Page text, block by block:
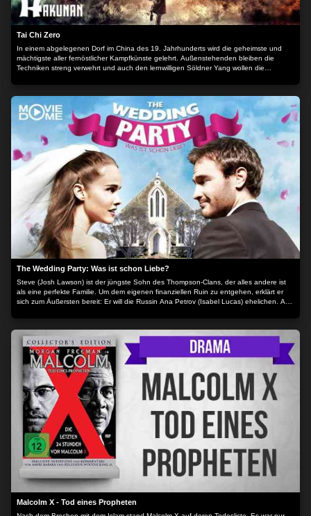
Tai Chi Zero
In einem abgelegenen Dorf im China des 19. Jahrhunderts wird die geheimste und
mächtigste aller fernöstlicher Kampfkünste gelehrt. Außenstehenden bleiben die
Techniken streng verwehrt und auch den lernwilligen Söldner Yang wollen die
Hoffnung im Kampf gegen die Machenschaften schurkischer Industrieller erweist, die
das Dorf mit monströsen Maschinen dem Erdboden gleichmachen wollen. Der Inhalt
wird bereitgestellt von: PLAION PICTURES GmbH, Lochhamer Str. 9, 82152
Planegg/München
The Wedding Party: Was ist schon Liebe?
Steve (Josh Lawson) ist der jüngste Sohn des Thompson-Clans, der alles andere ist
als eine perfekte Familie. Um dem eigenen finanziellen Ruin zu entgehen, erklärt er
sich zum Äußersten bereit: Er will die Russin Ana Petrov (Isabel Lucas) ehelichen. Ana
dafür eine respektable Summe Bargeld an. Der Deal wird geschlossen, doch Steves
Plan, klamm heimlich zu heiraten und danach zu seinem alten Leben zurückzukehren,
wird durchkreuzt, als eine Freundin der Familie Wind von der Sache bekommt. Und als
die Familie eine große Hochzeitsfeier für Steve und seine Braut ausrichten will, erkennt
dieser die Tragweite seiner Entscheidung... Der Inhalt wird bereitgestellt von: PLAION
PICTURES GmbH, Lochhamer Str. 9, 82152 Planegg/München
Malcolm X - Tod eines Propheten